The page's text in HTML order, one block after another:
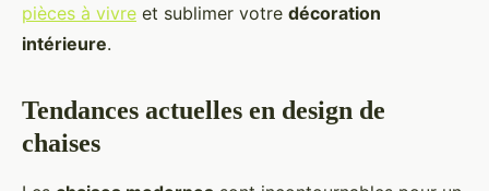
pièces à vivre et sublimer votre décoration
intérieure.
Tendances actuelles en design de
chaises